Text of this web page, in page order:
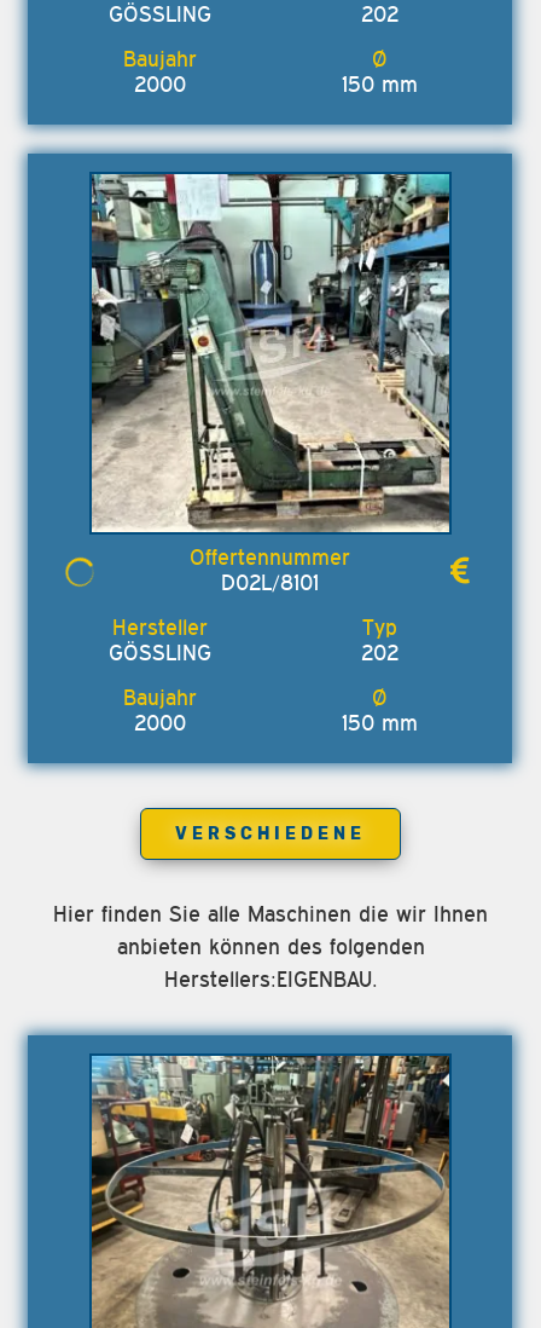
GÖSSLING 202
2000 150 mm
D02L/8101
GÖSSLING 202
2000 150 mm
VERSCHIEDENE
Hier finden Sie alle Maschinen die wir Ihnen
anbieten können des folgenden
Herstellers:EIGENBAU.